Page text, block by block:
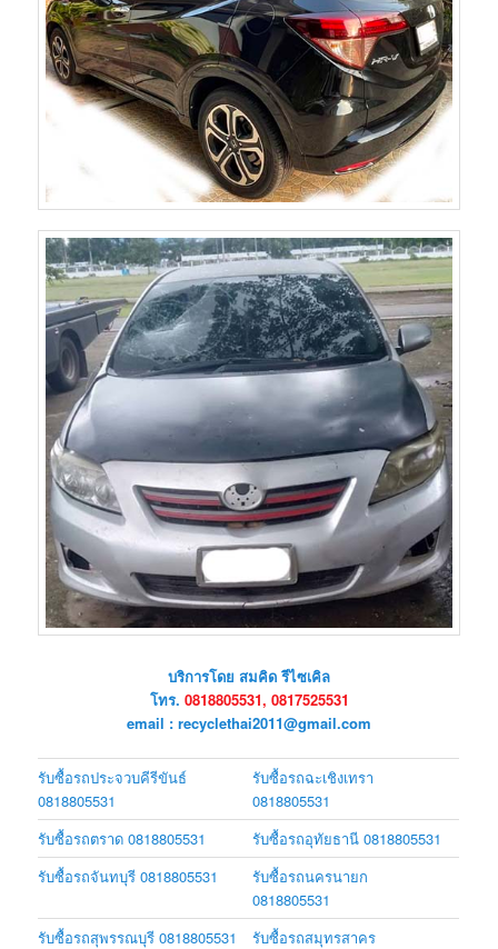
บริการโดย สมคิด รีไซเคิล
โทร. 0818805531, 0817525531
email : recyclethai2011@gmail.com
รับซื้อรถประจวบคีรีขันธ์
0818805531
รับซื้อรถฉะเชิงเทรา
0818805531
รับซื้อรถตราด 0818805531
รับซื้อรถอุทัยธานี 0818805531
รับซื้อรถจันทบุรี 0818805531
รับซื้อรถนครนายก
0818805531
รับซื้อรถสุพรรณบุรี 0818805531
รับซื้อรถสมุทรสาคร